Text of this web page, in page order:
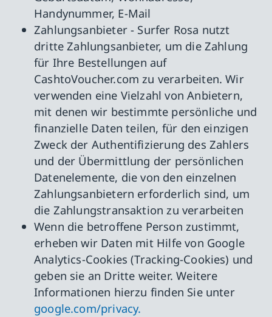
Handynummer, E-Mail
Zahlungsanbieter - Surfer Rosa nutzt
dritte Zahlungsanbieter, um die Zahlung
für Ihre Bestellungen auf
CashtoVoucher.com zu verarbeiten. Wir
verwenden eine Vielzahl von Anbietern,
mit denen wir bestimmte persönliche und
finanzielle Daten teilen, für den einzigen
Zweck der Authentifizierung des Zahlers
und der Übermittlung der persönlichen
Datenelemente, die von den einzelnen
Zahlungsanbietern erforderlich sind, um
die Zahlungstransaktion zu verarbeiten
Wenn die betroffene Person zustimmt,
erheben wir Daten mit Hilfe von Google
Analytics-Cookies (Tracking-Cookies) und
geben sie an Dritte weiter. Weitere
Informationen hierzu finden Sie unter
google.com/privacy.